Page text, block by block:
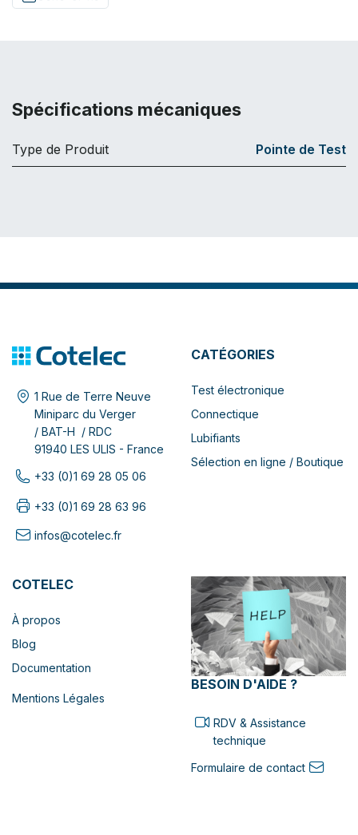
Spécifications mécaniques
Type de Produit Pointe de Test
1 Rue de Terre Neuve
Miniparc du Verger
/ BAT-H / RDC
91940 LES ULIS - France
+33 (0)1 69 28 05 06
+33 (0)1 69 28 63 96
infos@cotelec.fr
CATÉGORIES
Test électronique
Connectique
Lubifiants
Sélection en ligne / Boutique
COTELEC
À propos
Blog
Documentation
Mentions Légales
BESOIN D'AIDE ?
RDV & Assistance
technique
Formulaire de contact